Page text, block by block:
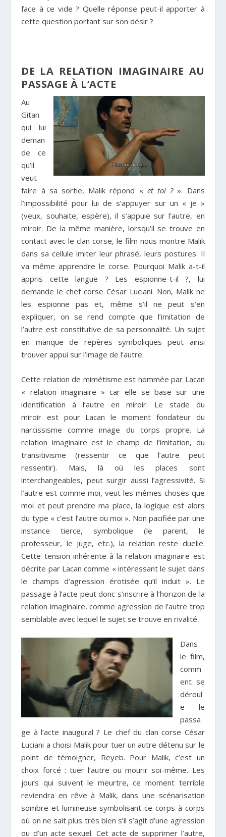
face à ce vide ? Quelle réponse peut-il apporter à
cette question portant sur son désir ?
DE LA RELATION IMAGINAIRE AU
PASSAGE À L’ACTE
Au
Gitan
qui lui
deman
de ce
qu’il
veut
faire à sa sortie, Malik répond « et toi ? ». Dans
l’impossibilité pour lui de s’appuyer sur un « je »
(veux, souhaite, espère), il s’appuie sur l’autre, en
miroir. De la même manière, lorsqu’il se trouve en
contact avec le clan corse, le film nous montre Malik
dans sa cellule imiter leur phrasé, leurs postures. Il
va même apprendre le corse. Pourquoi Malik a-t-il
appris cette langue ? Les espionne-t-il ?, lui
demande le chef corse César Luciani. Non, Malik ne
les espionne pas et, même s’il ne peut s’en
expliquer, on se rend compte que l’imitation de
l’autre est constitutive de sa personnalité. Un sujet
en manque de repères symboliques peut ainsi
trouver appui sur l’image de l’autre.
Cette relation de mimétisme est nommée par Lacan
« relation imaginaire » car elle se base sur une
identification à l’autre en miroir. Le stade du
miroir est pour Lacan le moment fondateur du
narcissisme comme image du corps propre. La
relation imaginaire est le champ de l’imitation, du
transitivisme (ressentir ce que l’autre peut
ressentir). Mais, là où les places sont
interchangeables, peut surgir aussi l’agressivité. Si
l’autre est comme moi, veut les mêmes choses que
moi et peut prendre ma place, la logique est alors
du type « c’est l’autre ou moi ». Non pacifiée par une
instance tierce, symbolique (le parent, le
professeur, le juge, etc.), la relation reste duelle.
Cette tension inhérente à la relation imaginaire est
décrite par Lacan comme « intéressant le sujet dans
le champs d’agression érotisée qu’il induit ». Le
passage à l’acte peut donc s’inscrire à l’horizon de la
relation imaginaire, comme agression de l’autre trop
semblable avec lequel le sujet se trouve en rivalité.
Dans
le film,
comm
ent se
déroul
e le
passa
ge à l’acte inaugural ? Le chef du clan corse César
Luciani a choisi Malik pour tuer un autre détenu sur le
point de témoigner, Reyeb. Pour Malik, c’est un
choix forcé : tuer l’autre ou mourir soi-même. Les
jours qui suivent le meurtre, ce moment terrible
reviendra en rêve à Malik, dans une scénarisation
sombre et lumineuse symbolisant ce corps-à-corps
où on ne sait plus très bien s’il s’agit d’une agression
ou d’un acte sexuel. Cet acte de supprimer l’autre,